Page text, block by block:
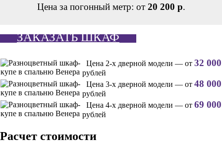
Цена за погонный метр: от 20 200 р.
ЗАКАЗАТЬ ШКАФ
Цена 2-х дверной модели — от 32 000
рублей
Цена 3-х дверной модели — от 48 000
рублей
Цена 4-х дверной модели — от 69 000
рублей
Расчет стоимости